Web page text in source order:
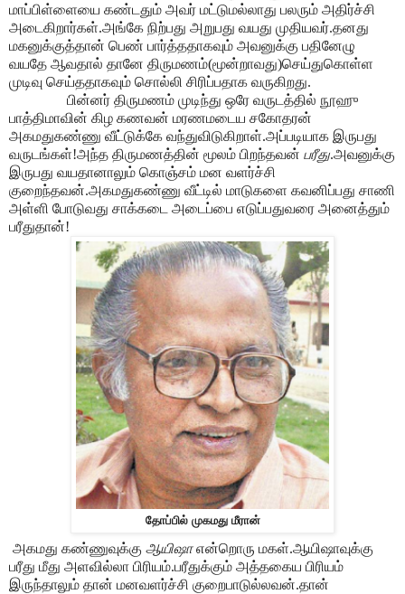
மாப்பிள்ளையை கண்டதும் அவர் மட்டுமல்லாது பலரும் அதிர்ச்சி
அடைகிறார்கள்.அங்கே நிற்பது அறுபது வயது முதியவர்.தனது
மகனுக்குத்தான் பெண் பார்த்ததாகவும் அவனுக்கு பதினேழு
வயதே ஆவதால் தானே திருமணம்(மூன்றாவது)செய்துகொள்ள
முடிவு செய்ததாகவும் சொல்லி சிரிப்பதாக வருகிறது.
பின்னர் திருமணம் முடிந்து ஒரே வருடத்தில் நூஹு
பாத்திமாவின் கிழ கணவன் மரணமடைய சகோதரன்
அகமதுகண்ணு வீட்டுக்கே வந்துவிடுகிறாள்.அப்படியாக இருபது
வருடங்கள்!அந்த திருமணத்தின் மூலம் பிறந்தவன் பரீது.அவனுக்கு
இருபது வயதானாலும் கொஞ்சம் மன வளர்ச்சி
குறைந்தவன்.அகமதுகண்ணு வீட்டில் மாடுகளை கவனிப்பது சாணி
அள்ளி போடுவது சாக்கடை அடைப்பை எடுப்பதுவரை அனைத்தும்
பரீதுதான்!
தோப்பில் முகமது மீரான்
அகமது கண்ணுவுக்கு ஆயிஷாஎன்றொரு மகள்.ஆயிஷாவுக்கு
பரீது மீது அளவில்லா பிரியம்.பரீதுக்கும் அத்தகைய பிரியம்
இருந்தாலும் தான் மனவளர்ச்சி குறைபாடுல்லவன்.தான்